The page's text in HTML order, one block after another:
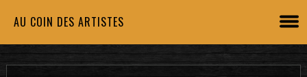
AU COIN DES ARTISTES